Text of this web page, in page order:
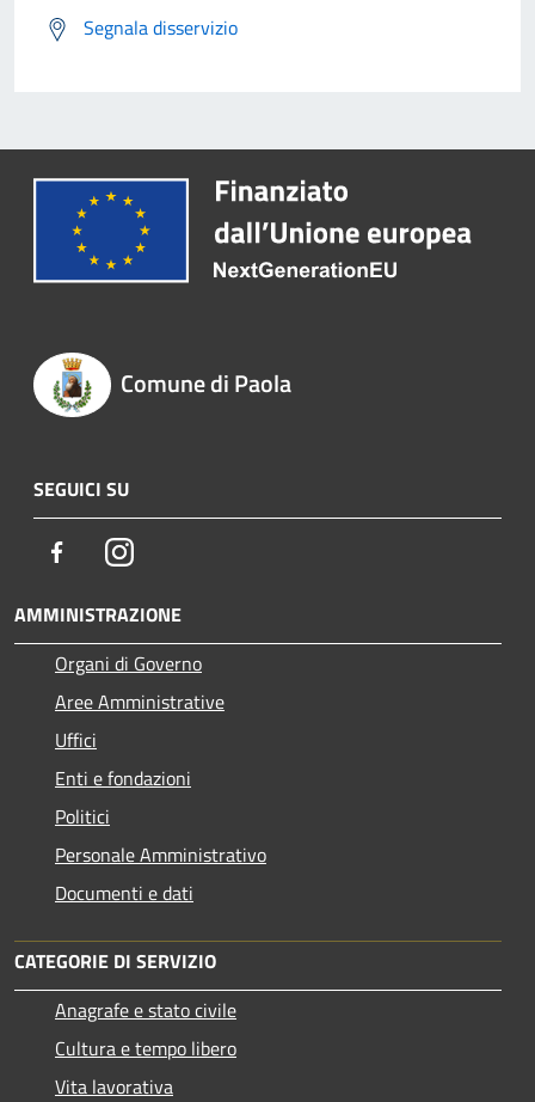
Segnala disservizio
Comune di Paola
SEGUICI SU
FacebookInstagram
AMMINISTRAZIONE
Organi di Governo
Aree Amministrative
Uffici
Enti e fondazioni
Politici
Personale Amministrativo
Documenti e dati
CATEGORIE DI SERVIZIO
Anagrafe e stato civile
Cultura e tempo libero
Vita lavorativa